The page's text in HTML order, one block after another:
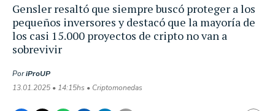
Gensler resaltó que siempre buscó proteger a los
pequeños inversores y destacó que la mayoría de
los casi 15.000 proyectos de cripto no van a
sobrevivir
PoriProUP
13.01.2025 • 14:15hs • Criptomonedas